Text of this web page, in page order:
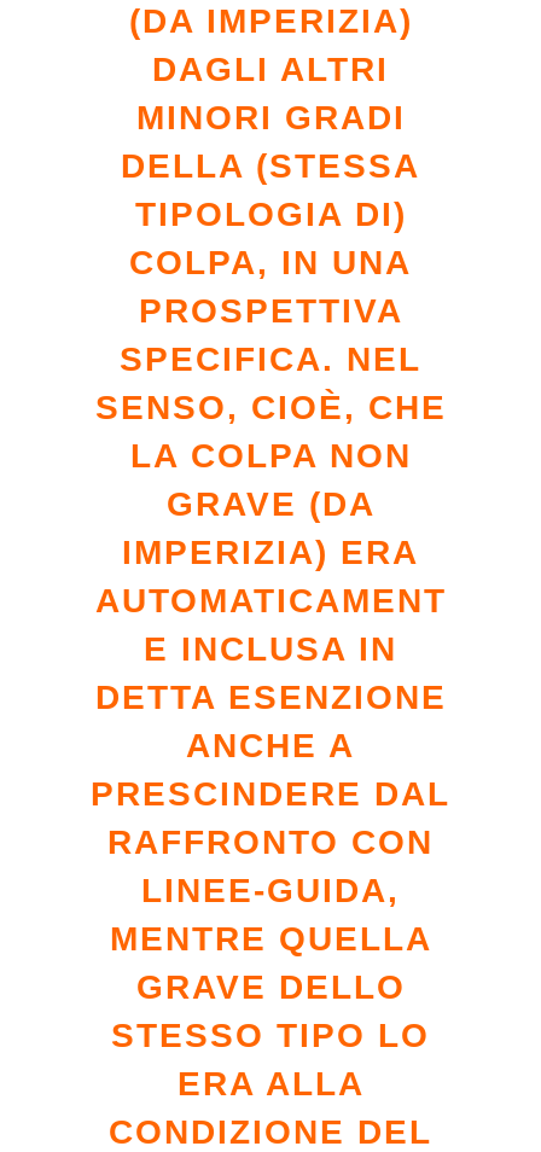
(DA IMPERIZIA)
DAGLI ALTRI
MINORI GRADI
DELLA (STESSA
TIPOLOGIA DI)
COLPA, IN UNA
PROSPETTIVA
SPECIFICA. NEL
SENSO, CIOÈ, CHE
LA COLPA NON
GRAVE (DA
IMPERIZIA) ERA
AUTOMATICAMENT
E INCLUSA IN
DETTA ESENZIONE
ANCHE A
PRESCINDERE DAL
RAFFRONTO CON
LINEE-GUIDA,
MENTRE QUELLA
GRAVE DELLO
STESSO TIPO LO
ERA ALLA
CONDIZIONE DEL